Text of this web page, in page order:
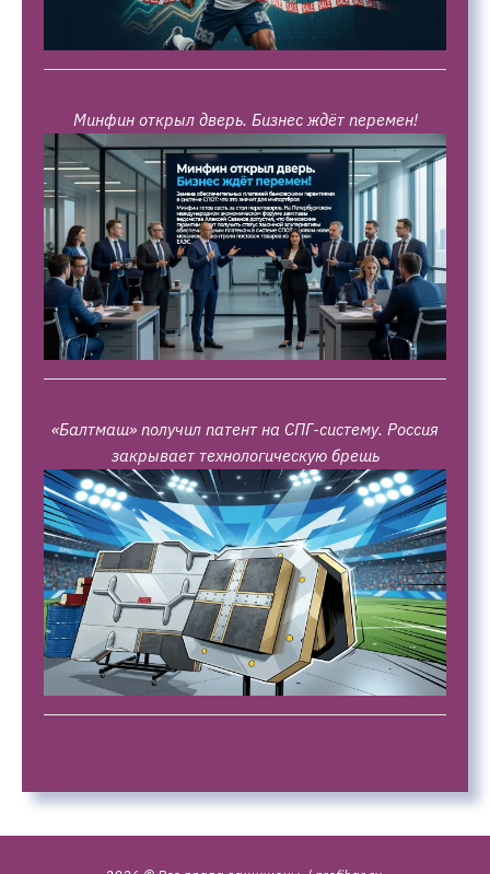
Минфин открыл дверь. Бизнес ждёт перемен!
«Балтмаш» получил патент на СПГ-систему. Россия
закрывает технологическую брешь